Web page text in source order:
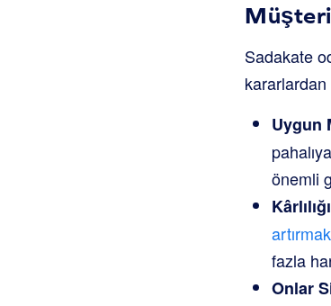
Sadakate
Uygun
önemli
fazla
Onlar